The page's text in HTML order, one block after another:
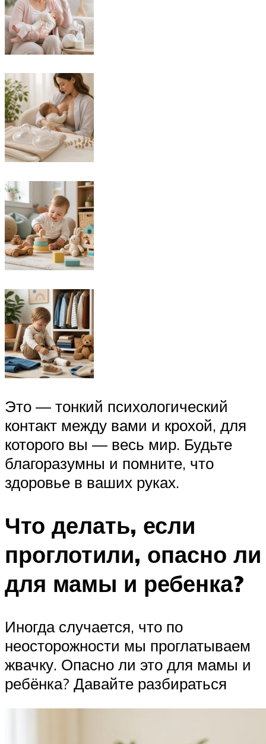
Это — тонкий психологический
контакт между вами и крохой, для
которого вы — весь мир. Будьте
благоразумны и помните, что
здоровье в ваших руках.
Что делать, если
проглотили, опасно ли
для мамы и ребенка?
Иногда случается, что по
неосторожности мы проглатываем
жвачку. Опасно ли это для мамы и
ребёнка? Давайте разбираться